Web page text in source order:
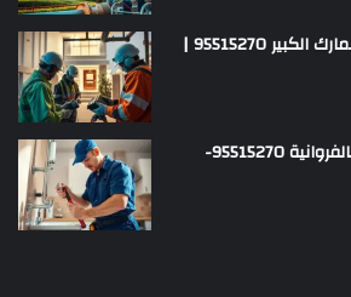
شركة كشف خرير المياه بمارك الكبير 95515270 |
شركة كشف خرير المياه بالفروانية 95515270-